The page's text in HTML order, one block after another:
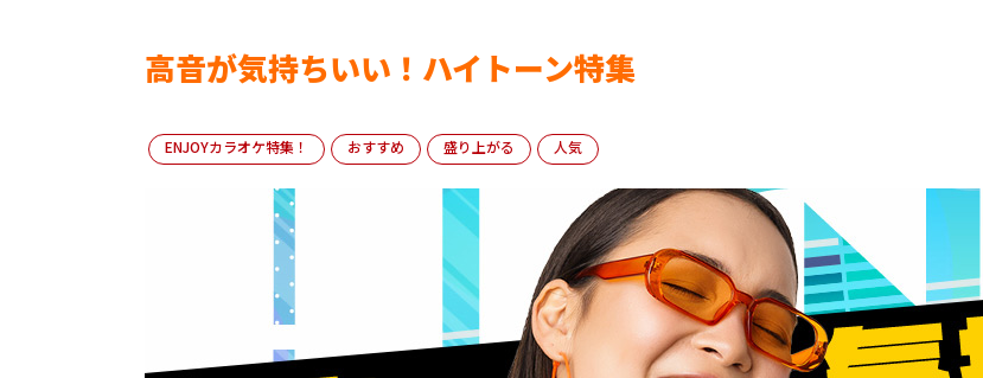
高音が気持ちいい！ハイトーン特集
ENJOYカラオケ特集！ おすすめ 盛り上がる 人気